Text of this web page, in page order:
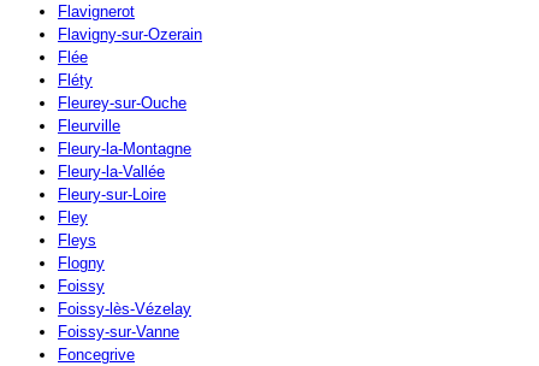
Flavignerot
Flavigny-sur-Ozerain
Flée
Fléty
Fleurey-sur-Ouche
Fleurville
Fleury-la-Montagne
Fleury-la-Vallée
Fleury-sur-Loire
Fley
Fleys
Flogny
Foissy
Foissy-lès-Vézelay
Foissy-sur-Vanne
Foncegrive